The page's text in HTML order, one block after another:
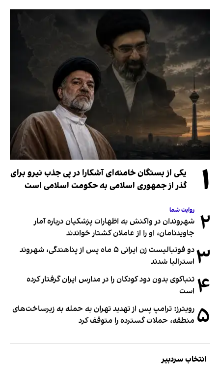
۱
یکی از بستگان خامنه‌ای آشکارا در پی جذب نیرو برای
گذر از جمهوری اسلامی به حکومت اسلامی است
۲ روایت شما
شهروندان در واکنش به اظهارات پزشکیان درباره آمار
جاویدنامان، او را از عاملان کشتار خواندند
۳
دو فوتبالیست زن ایرانی ۵ ماه پس از پناهندگی، شهروند
استرالیا شدند
۴ تنباکوی بدون دود کودکان را در مدارس ایران گرفتار کرده
است
۵ رویترز: ترامپ پس از تهدید تهران به حمله به زیرساخت‌های
منطقه، حملات گسترده را متوقف کرد
انتخاب سردبیر